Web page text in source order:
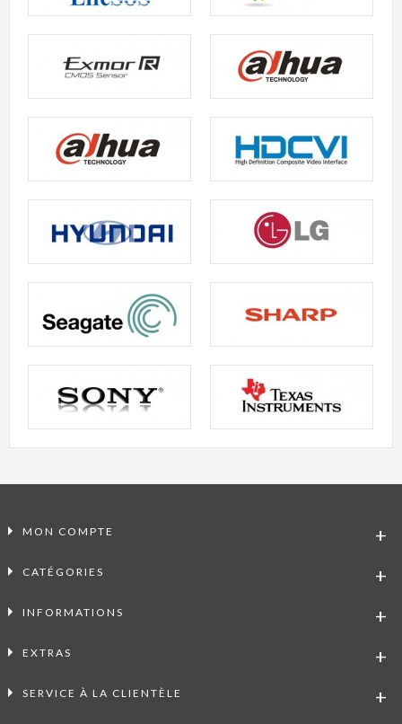
MON COMPTE
CATÉGORIES
INFORMATIONS
EXTRAS
SERVICE À LA CLIENTÈLE